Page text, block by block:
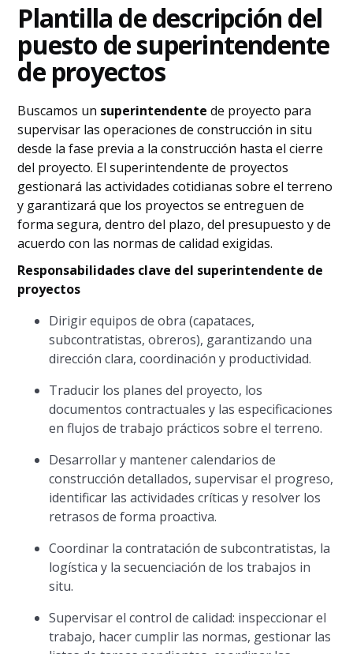
Plantilla de descripción del
puesto de superintendente
de proyectos
Buscamos un superintendente de proyecto para
supervisar las operaciones de construcción in situ
desde la fase previa a la construcción hasta el cierre
del proyecto. El superintendente de proyectos
gestionará las actividades cotidianas sobre el terreno
y garantizará que los proyectos se entreguen de
forma segura, dentro del plazo, del presupuesto y de
acuerdo con las normas de calidad exigidas.
Responsabilidades clave del superintendente de
proyectos
Dirigir equipos de obra (capataces,
subcontratistas, obreros), garantizando una
dirección clara, coordinación y productividad.
Traducir los planes del proyecto, los
documentos contractuales y las especificaciones
en flujos de trabajo prácticos sobre el terreno.
Desarrollar y mantener calendarios de
construcción detallados, supervisar el progreso,
identificar las actividades críticas y resolver los
retrasos de forma proactiva.
Coordinar la contratación de subcontratistas, la
logística y la secuenciación de los trabajos in
situ.
Supervisar el control de calidad: inspeccionar el
trabajo, hacer cumplir las normas, gestionar las